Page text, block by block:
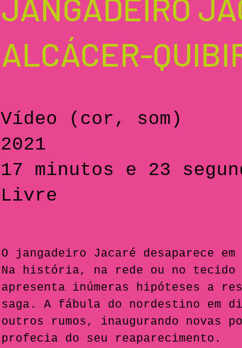
JANGADEIRO
ALCÁCER-
Vídeo (cor, som)
2021
17 minutos e 23
Livre
O jangadeiro Jacaré desaparece
Na história, na rede ou no tecido
apresenta inúmeras hipóteses a
saga. A fábula do nordestino em
outros rumos, inaugurando novas
profecia do seu reaparecimento.